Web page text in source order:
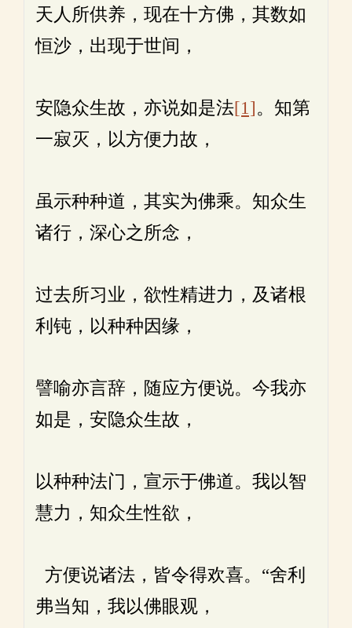
天人所供养，现在十方佛，其数如
恒沙，出现于世间，
安隐众生故，亦说如是法[1]。知第
一寂灭，以方便力故，
虽示种种道，其实为佛乘。知众生
诸行，深心之所念，
过去所习业，欲性精进力，及诸根
利钝，以种种因缘，
譬喻亦言辞，随应方便说。今我亦
如是，安隐众生故，
以种种法门，宣示于佛道。我以智
慧力，知众生性欲，
方便说诸法，皆令得欢喜。“舍利
弗当知，我以佛眼观，